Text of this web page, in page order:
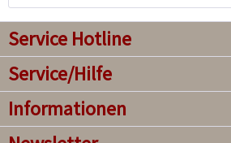
Service Hotline
Service/Hilfe
Informationen